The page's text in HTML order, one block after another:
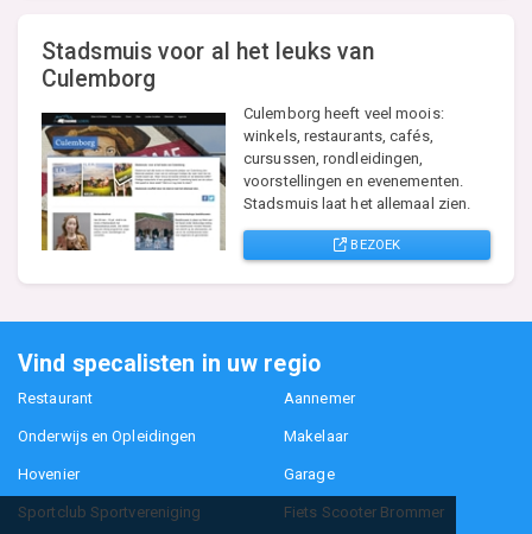
Stadsmuis voor al het leuks van
Culemborg
Culemborg heeft veel moois:
winkels, restaurants, cafés,
cursussen, rondleidingen,
voorstellingen en evenementen.
Stadsmuis laat het allemaal zien.
BEZOEK
Vind specalisten in uw regio
Restaurant Aannemer
Onderwijs en Opleidingen Makelaar
Hovenier Garage
Sportclub Sportvereniging Fiets Scooter Brommer